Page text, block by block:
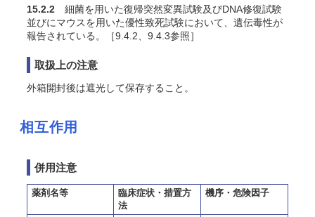
15.2.2 細菌を用いた復帰突然変異試験及びDNA修復試験
並びにマウスを用いた優性致死試験において、遺伝毒性が
報告されている。［9.4.2、9.4.3参照］
取扱上の注意
外箱開封後は遮光して保存すること。
相互作用
併用注意
薬剤名等
臨床症状・措置方
法
機序・危険因子